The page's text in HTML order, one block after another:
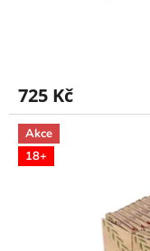
725 Kč
Akce
18+